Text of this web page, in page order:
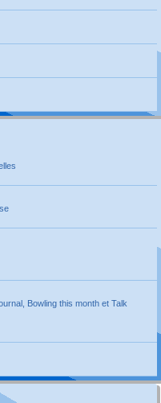
Bowling this month et Talk